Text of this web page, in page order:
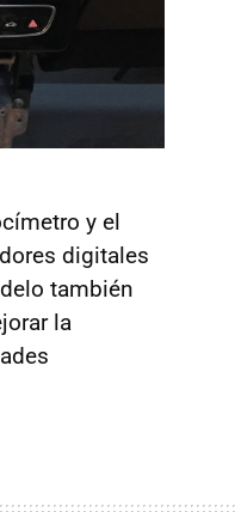
y el
digitales
también
la